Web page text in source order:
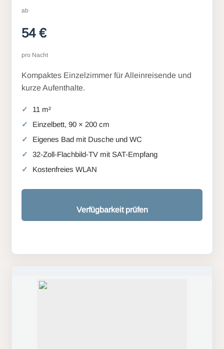
ab
54 €
pro Nacht
Kompaktes Einzelzimmer für Alleinreisende und
kurze Aufenthalte.
11 m²
Einzelbett, 90 × 200 cm
Eigenes Bad mit Dusche und WC
32-Zoll-Flachbild-TV mit SAT-Empfang
Kostenfreies WLAN
Verfügbarkeit prüfen